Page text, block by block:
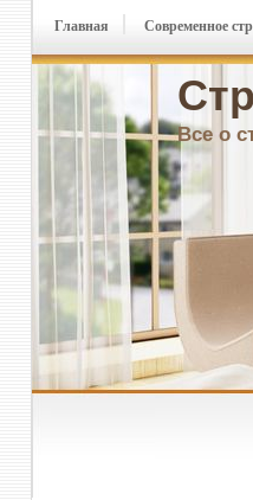
Все о
Главная Современное